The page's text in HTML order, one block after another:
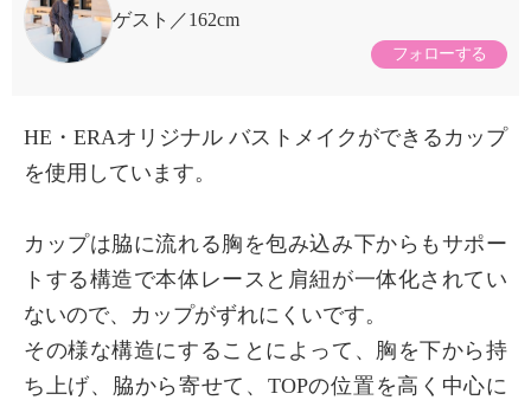
ゲスト
162cm
フォローする
HE・ERAオリジナル バストメイクができるカップ
を使用しています。
カップは脇に流れる胸を包み込み下からもサポー
トする構造で本体レースと肩紐が一体化されてい
ないので、カップがずれにくいです。
その様な構造にすることによって、胸を下から持
ち上げ、脇から寄せて、TOPの位置を高く中心に